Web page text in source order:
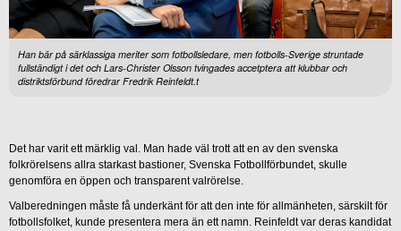
Han bär på särklassiga meriter som fotbollsledare, men fotbolls-Sverige struntade
fullständigt i det och Lars-Christer Olsson tvingades accetptera att klubbar och
distriktsförbund föredrar Fredrik Reinfeldt.t
Det har varit ett märklig val. Man hade väl trott att en av den svenska
folkrörelsens allra starkast bastioner, Svenska Fotbollförbundet, skulle
genomföra en öppen och transparent valrörelse.
Valberedningen måste få underkänt för att den inte för allmänheten, särskilt för
fotbollsfolket, kunde presentera mera än ett namn. Reinfeldt var deras kandidat